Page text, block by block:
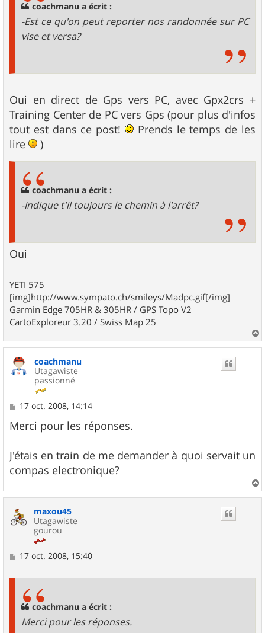
coachmanu a écrit :
-Est ce qu'on peut reporter nos randonnée sur PC
vise et versa?
Oui en direct de Gps vers PC, avec Gpx2crs +
Training Center de PC vers Gps (pour plus d'infos
tout est dans ce post!
Prends le temps de les
lire
)
coachmanu a écrit :
-Indique t'il toujours le chemin à l'arrêt?
Oui
YETI 575
[img]http://www.sympato.ch/smileys/Madpc.gif[/img]
Garmin Edge 705HR & 305HR / GPS Topo V2
CartoExploreur 3.20 / Swiss Map 25
a
u
coachmanu
Utagawiste
passionné
M
s
s
g
e
17 oct. 2008, 14:14
Merci pour les réponses.
J'étais en train de me demander à quoi servait un
compas electronique?
a
maxou45
Utagawiste
gourou
M17 oct. 2008, 15:40
coachmanu a écrit :
Merci pour les réponses.